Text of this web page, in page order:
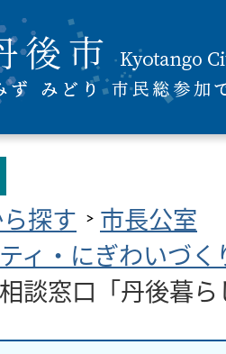
探す
市長公室
ィ・にぎわいづく
談窓口「丹後暮